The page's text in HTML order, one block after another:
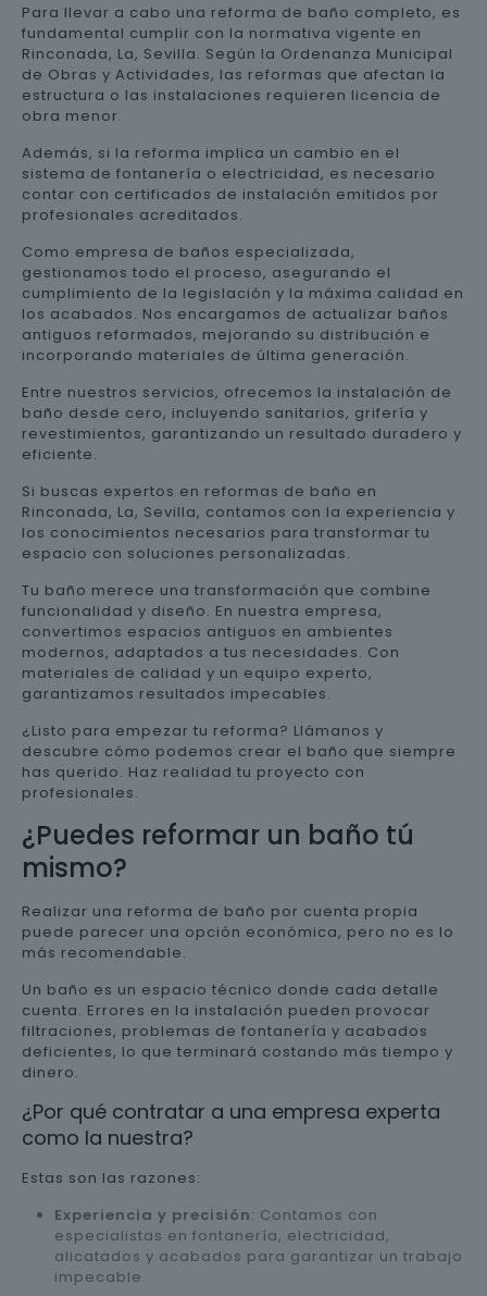
Para llevar a cabo una reforma de baño completo, es
fundamental cumplir con la normativa vigente en
Rinconada, La, Sevilla. Según la Ordenanza Municipal
de Obras y Actividades, las reformas que afectan la
estructura o las instalaciones requieren licencia de
obra menor.
Además, si la reforma implica un cambio en el
sistema de fontanería o electricidad, es necesario
contar con certificados de instalación emitidos por
profesionales acreditados.
Como empresa de baños especializada,
gestionamos todo el proceso, asegurando el
cumplimiento de la legislación y la máxima calidad en
los acabados. Nos encargamos de actualizar baños
antiguos reformados, mejorando su distribución e
incorporando materiales de última generación.
Entre nuestros servicios, ofrecemos la instalación de
baño desde cero, incluyendo sanitarios, grifería y
revestimientos, garantizando un resultado duradero y
eficiente.
Si buscas expertos en reformas de baño en
Rinconada, La, Sevilla, contamos con la experiencia y
los conocimientos necesarios para transformar tu
espacio con soluciones personalizadas.
Tu baño merece una transformación que combine
funcionalidad y diseño. En nuestra empresa,
convertimos espacios antiguos en ambientes
modernos, adaptados a tus necesidades. Con
materiales de calidad y un equipo experto,
garantizamos resultados impecables.
¿Listo para empezar tu reforma? Llámanos y
descubre cómo podemos crear el baño que siempre
has querido. Haz realidad tu proyecto con
profesionales.
¿Puedes reformar un baño tú
mismo?
Realizar una reforma de baño por cuenta propia
puede parecer una opción económica, pero no es lo
más recomendable.
Un baño es un espacio técnico donde cada detalle
cuenta. Errores en la instalación pueden provocar
filtraciones, problemas de fontanería y acabados
deficientes, lo que terminará costando más tiempo y
dinero.
¿Por qué contratar a una empresa experta
como la nuestra?
Estas son las razones:
Experiencia y precisión: Contamos con
especialistas en fontanería, electricidad,
alicatados y acabados para garantizar un trabajo
impecable.